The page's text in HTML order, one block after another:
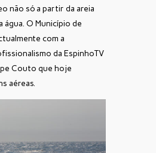
não só a partir da areia
água. O Município de
com a
da EspinhoTV
Couto que hoje
aéreas.